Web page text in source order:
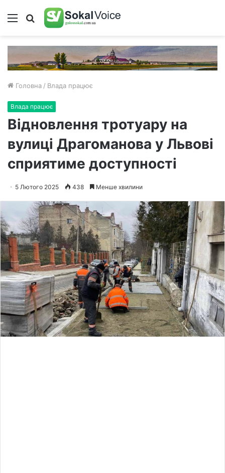
Меню Пошук
Головна / Влада працює
Влада працює
Відновлення тротуару на
вулиці Драгоманова у Львові
сприятиме доступності
5 Лютого 2025 438 Менше хвилини